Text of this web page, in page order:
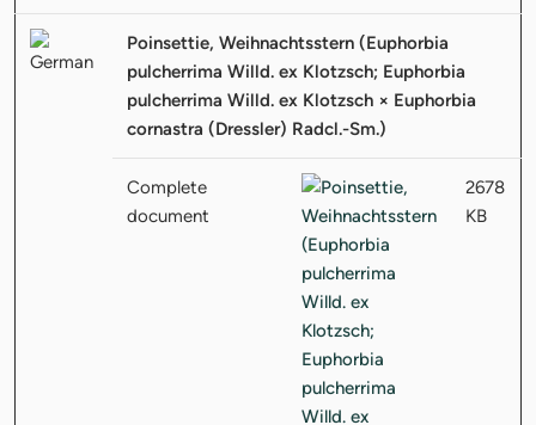
Poinsettie, Weihnachtsstern (Euphorbia
pulcherrima Willd. ex Klotzsch; Euphorbia
pulcherrima Willd. ex Klotzsch × Euphorbia
cornastra (Dressler) Radcl.-Sm.)
Complete
document
2678
KB